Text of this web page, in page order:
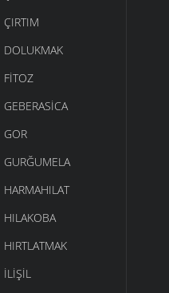
ÇIRTIM
DOLUKMAK
FITOZ
GEBERASICA
GOR
GURĞUMELA
HARMAHILAT
HILAKOBA
HIRTLATMAK
İLIŞIL